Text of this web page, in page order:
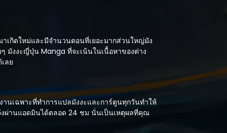
เกิดใหม่และมีจำนวนตอนที่เยอะมากส่วนใหญ่มัง
มังงะญี่ปุ่น Manga ที่จะเน้นในเนื้อหาของต่าง
ลย
านเฉพาะที่ทำการแปลมังงะและการ์ตูนทุกวันทำให้
งผ่านแอดมินได้ตลอด 24 ชม นั่นเป็นเหตุผลที่คุณ